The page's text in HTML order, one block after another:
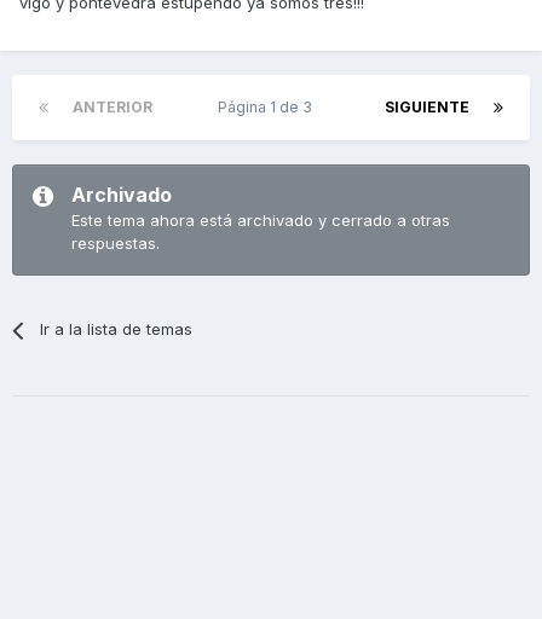
ANTERIOR SIGUIENTE
Página 1 de 3
Archivado
Este tema ahora está archivado y cerrado a otras
respuestas.
Ir a la lista de temas